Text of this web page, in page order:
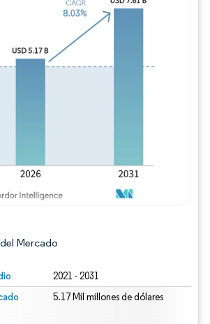
Mercado
2021 - 2031
5.17 Mil millones de dólares